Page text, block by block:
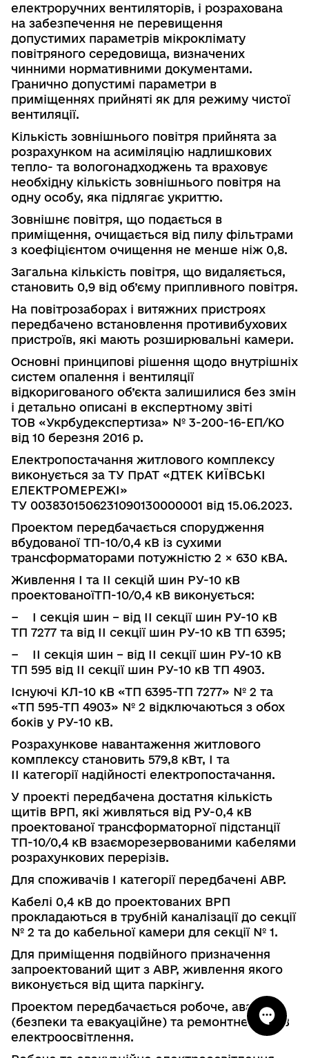
електроручних вентиля­торів, і розрахована
на забезпечення не перевищення
допустимих параметрів мікроклімату
повітряного середовища, визначених
чинними нормативними документами.
Гранично допустимі параметри в
приміщеннях прийняті як для режиму чистої
вентиляції.
Кількість зовнішнього повітря прийнята за
розрахунком на асимі­ляцію надлишкових
тепло- та вологонадходжень та враховує
необхідну кількість зовнішнього повітря на
одну особу, яка підлягає укриттю.
Зовнішнє повітря, що подається в
приміщення, очищається від пилу фільтрами
з коефіцієнтом очищення не менше ніж 0,8.
Загальна кількість повітря, що видаляється,
становить 0,9 від об’єму припливного повітря.
На повітрозаборах і витяжних пристроях
передбачено встановлення противибухових
пристроїв, які мають розширювальні камери.
Основні принципові рішення щодо внутрішніх
систем опалення і вентиляції
відкоригованого об’єкта залишилися без змін
і детально описані в експертному звіті
ТОВ «Укрбудекспертиза» № 3-200-16-ЕП/КО
від 10 березня 2016 р.
Електропостачання житлового комплексу
виконується за ТУ ПрАТ «ДТЕК КИЇВСЬКІ
ЕЛЕКТРОМЕРЕЖІ»
ТУ 0038301506231090130000001 від 15.06.2023.
Проектом передбачається спорудження
вбудованої ТП-10/0,4 кВ із сухими
трансформаторами потужністю 2 × 630 кВА.
Живлення І та ІІ секцій шин РУ-10 кВ
проектованоїТП-10/0,4 кВ виконується:
−
І секція шин – від ІІ секції шин РУ-10 кВ
ТП 7277 та від ІІ секції шин РУ-10 кВ ТП 6395;
−
ІІ секція шин – від ІІ секції шин РУ-10 кВ
ТП 595 від ІІ секції шин РУ-10 кВ ТП 4903.
Існуючі КЛ-10 кВ «ТП 6395-ТП 7277» № 2 та
«ТП 595-ТП 4903» № 2 відключаються з обох
боків у РУ-10 кВ.
Розрахункове навантаження житлового
комплексу становить 579,8 кВт, І та
ІІ категорії надійності електропостачання.
У проекті передбачена достатня кількість
щитів ВРП, які живляться від РУ-0,4 кВ
проектованої трансформаторної підстанції
ТП-10/0,4 кВ взаємо­резервованими кабелями
розрахункових перерізів.
Для споживачів І категорії передбачені АВР.
Кабелі 0,4 кВ до проектованих ВРП
прокладаються в трубній каналі­зації до секції
№ 2 та до кабельної камери для секції № 1.
Для приміщення подвійного призначення
запроектований щит з АВР, живлення якого
виконується від щита паркінгу.
Проектом передбачається робоче, аварійне
(безпеки та евакуаційне) та ремонтне на12 В
електроосвітлення.